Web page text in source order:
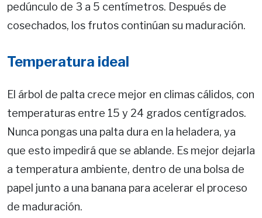
pedúnculo de 3 a 5 centímetros. Después de
cosechados, los frutos continúan su maduración.
Temperatura ideal
El árbol de palta crece mejor en climas cálidos, con
temperaturas entre 15 y 24 grados centígrados.
Nunca pongas una palta dura en la heladera, ya
que esto impedirá que se ablande. Es mejor dejarla
a temperatura ambiente, dentro de una bolsa de
papel junto a una banana para acelerar el proceso
de maduración.